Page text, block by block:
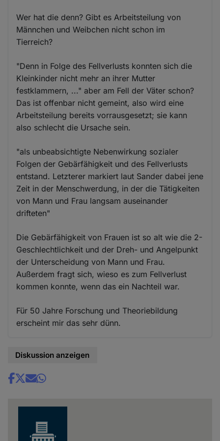
Wer hat die denn? Gibt es Arbeitsteilung von
Männchen und Weibchen nicht schon im
Tierreich?
"Denn in Folge des Fellverlusts konnten sich die
Kleinkinder nicht mehr an ihrer Mutter
festklammern, ..." aber am Fell der Väter schon?
Das ist offenbar nicht gemeint, also wird eine
Arbeitsteilung bereits vorrausgesetzt; sie kann
also schlecht die Ursache sein.
"als unbeabsichtigte Nebenwirkung sozialer
Folgen der Gebärfähigkeit und des Fellverlusts
entstand. Letzterer markiert laut Sander dabei jene
Zeit in der Menschwerdung, in der die Tätigkeiten
von Mann und Frau langsam auseinander
drifteten"
Die Gebärfähigkeit von Frauen ist so alt wie die 2-
Geschlechtlichkeit und der Dreh- und Angelpunkt
der Unterscheidung von Mann und Frau.
Außerdem fragt sich, wieso es zum Fellverlust
kommen konnte, wenn das ein Nachteil war.
Für 50 Jahre Forschung und Theoriebildung
erscheint mir das sehr dünn.
Diskussion anzeigen
Share